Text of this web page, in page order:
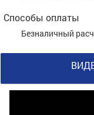
Способы оплаты
Безналичный